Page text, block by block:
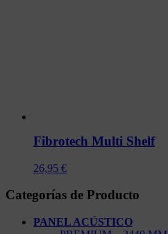
Fibrotech Multi Shelf
26,95 €
Categorías de Producto
PANEL ACÚSTICO